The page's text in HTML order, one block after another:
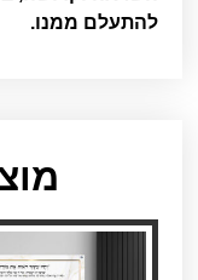
להתעלם ממנו.